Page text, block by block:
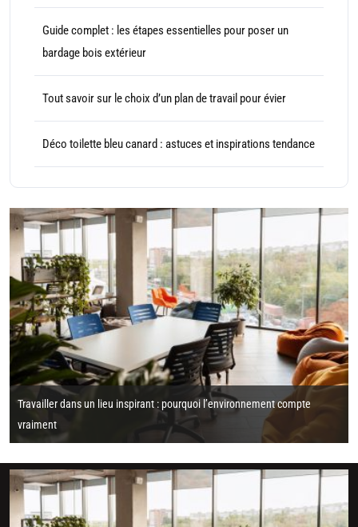
Guide complet : les étapes essentielles pour poser un
bardage bois extérieur
Tout savoir sur le choix d’un plan de travail pour évier
Déco toilette bleu canard : astuces et inspirations tendance
Travailler dans un lieu inspirant : pourquoi l’environnement compte
vraiment